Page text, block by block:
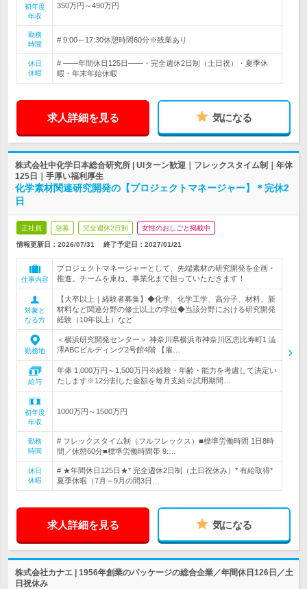
初年度
年収
350万円～490万円
勤務
時間
# 9:00～17:30休憩時間60分※残業あり
休日
休暇
# ――年間休日125日――・完全週休2日制（土日祝）・夏季休
暇・年末年始休暇
求人詳細を見る 気になる
株式会社中化学日本総合研究所 | UIターン歓迎｜フレックスタイム制｜年休
125日｜手厚い福利厚生
化学素材関連研究開発の【プロジェクトマネージャー】＊完休2
日
正社員 急募 完全週休2日制 女性のおしごと掲載中
情報更新日：2026/07/31 終了予定日： 2027/01/21
仕事内容
プロジェクトマネージャーとして、先端素材の研究開発を企画・
推進。チームを束ね、事業化まで担っていただきます！
対象と
なる方
【大卒以上｜経験者募集】◆化学、化学工学、高分子、材料、新
材料など関連分野の修士以上の学位◆当該分野における研究開発
経験（10年以上）など
勤務地
＜横浜研究開発センター＞ 神奈川県横浜市神奈川区恵比寿町1 澁
澤ABCビルディング2号館4階 【雇…
給与
年俸 1,000万円～1,500万円※経験・年齢・能力を考慮して決定い
たします※12分割した金額を毎月支給※試用期間…
初年度
年収
1000万円～1500万円
勤務
時間
# フレックスタイム制（フルフレックス）■標準労働時間 1日8時
間／休憩60分■標準労働時間帯 9:…
休日
休暇
# ★年間休日125日★* 完全週休2日制（土日祝休み）* 有給取得*
夏季休暇（7月～9月の間3日…
求人詳細を見る 気になる
株式会社カナエ | 1956年創業のパッケージの総合企業／年間休日126日／土
日祝休み